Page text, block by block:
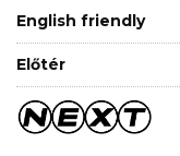
English friendly
Előtér